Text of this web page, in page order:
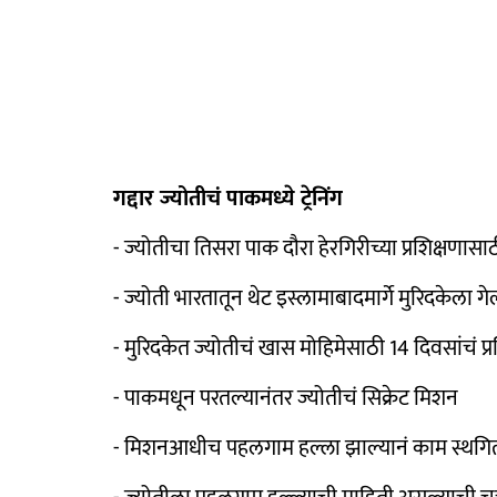
गद्दार ज्योतीचं पाकमध्ये ट्रेनिंग
- ज्योतीचा तिसरा पाक दौरा हेरगिरीच्या
- ज्योती भारतातून थेट इस्लामाबादमार्गे मुरिदकेला
- मुरिदकेत ज्योतीचं खास मोहिमेसाठी 14 दिवसांचं
- पाकमधून परतल्यानंतर ज्योतीचं सिक्रेट मिशन
- मिशनआधीच पहलगाम हल्ला झाल्यानं काम